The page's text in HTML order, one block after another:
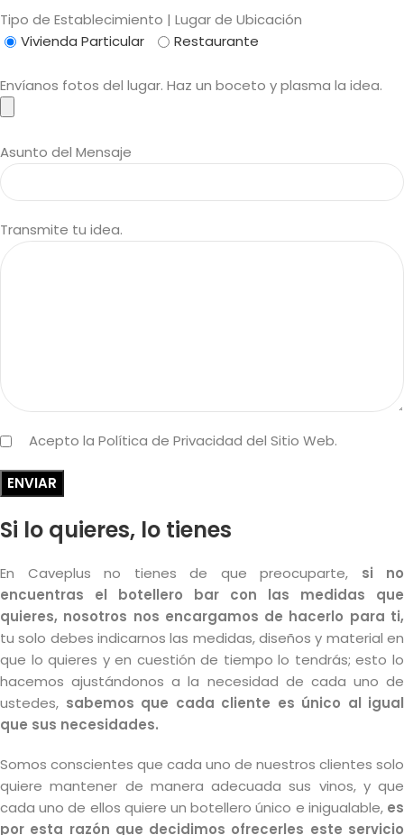
Tipo de Establecimiento | Lugar de Ubicación
Vivienda Particular
Restaurante
Envíanos fotos del lugar. Haz un boceto y plasma la idea.
Asunto del Mensaje
Transmite tu idea.
Acepto la Política de Privacidad del Sitio Web.
Si lo quieres, lo tienes
En Caveplus no tienes de que preocuparte, si no
encuentras el botellero bar con las medidas que
quieres, nosotros nos encargamos de hacerlo para ti,
tu solo debes indicarnos las medidas, diseños y material en
que lo quieres y en cuestión de tiempo lo tendrás; esto lo
hacemos ajustándonos a la necesidad de cada uno de
ustedes, sabemos que cada cliente es único al igual
que sus necesidades.
Somos conscientes que cada uno de nuestros clientes solo
quiere mantener de manera adecuada sus vinos, y que
cada uno de ellos quiere un botellero único e inigualable, es
por esta razón que decidimos ofrecerles este servicio